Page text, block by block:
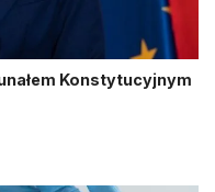
Konstytucyjnym